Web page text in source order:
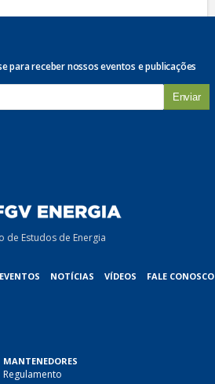
para receber nossos eventos e publicações
de Estudos de Energia
EVENTOS NOTÍCIAS VÍDEOS FALE CONOSCO
MANTENEDORES
Regulamento